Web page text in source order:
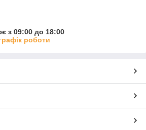
з 09:00 до 18:00
роботи